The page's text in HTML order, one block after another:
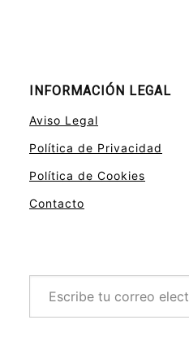
INFORMACIÓN LEGAL
Aviso Legal
Política de Privacidad
Política de Cookies
Contacto
Escribe tu correo electrónico…